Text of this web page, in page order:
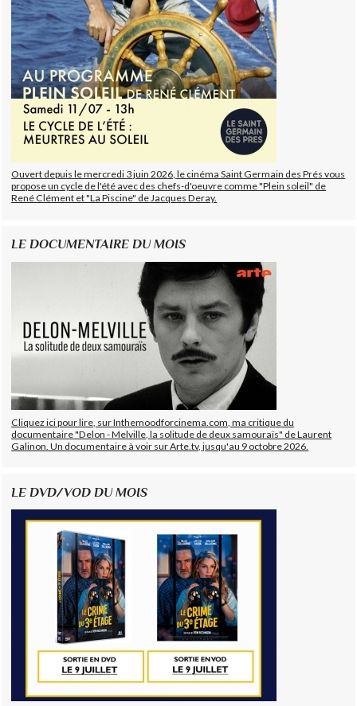
Ouvert depuis le mercredi 3 juin 2026, le cinéma Saint Germain des Prés vous
propose un cycle de l'été avec des chefs-d'oeuvre comme "Plein soleil" de
René Clément et "La Piscine" de Jacques Deray.
LE DOCUMENTAIRE DU MOIS
Cliquez ici pour lire, sur Inthemoodforcinema.com, ma critique du
documentaire "Delon - Melville, la solitude de deux samouraïs" de Laurent
Galinon. Un documentaire à voir sur Arte.tv, jusqu'au 9 octobre 2026.
LE DVD/VOD DU MOIS